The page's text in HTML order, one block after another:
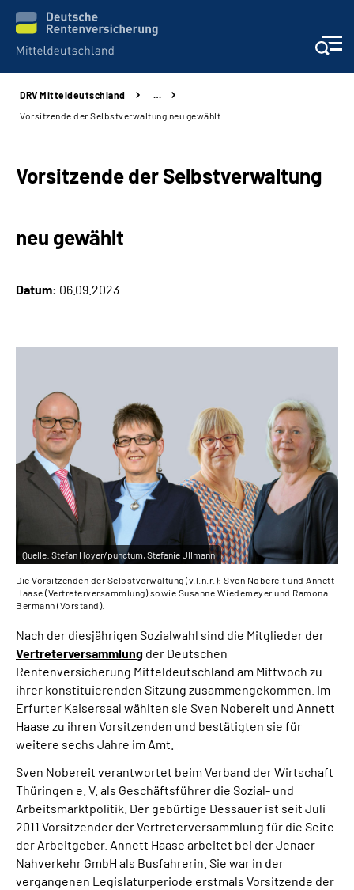
Aktuelles
Karriere
Inhalte in Gebärdensprache (DGS)
Leichte Sprache
Suche
Mein Kundenportal
DRV Mitteldeutschland
…
Vorsitzende der Selbstverwaltung neu gewählt
Vorsitzende der Selbstverwaltung
neu gewählt
Datum: 06.09.2023
Quelle: Stefan Hoyer/punctum, Stefanie Ullmann
Die Vorsitzenden der Selbstverwaltung (v.l.n.r.): Sven Nobereit und Annett
Haase (Vertreterversammlung) sowie Susanne Wiedemeyer und Ramona
Bermann (Vorstand).
Nach der diesjährigen Sozialwahl sind die Mitglieder der
Vertreterversammlung der Deutschen
Rentenversicherung Mitteldeutschland am Mittwoch zu
ihrer konstituierenden Sitzung zusammengekommen. Im
Erfurter Kaisersaal wählten sie Sven Nobereit und Annett
Haase zu ihren Vorsitzenden und bestätigten sie für
weitere sechs Jahre im Amt.
Sven Nobereit verantwortet beim Verband der Wirtschaft
Thüringen e. V. als Geschäftsführer die Sozial- und
Arbeitsmarktpolitik. Der gebürtige Dessauer ist seit Juli
2011 Vorsitzender der Vertreterversammlung für die Seite
der Arbeitgeber. Annett Haase arbeitet bei der Jenaer
Nahverkehr GmbH als Busfahrerin. Sie war in der
vergangenen Legislaturperiode erstmals Vorsitzende der